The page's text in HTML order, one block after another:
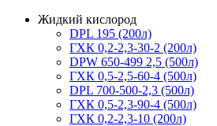
Жидкий кислород
DPL 195 (200л)
ГХК 0,2-2,3-30-2 (200л)
DPW 650-499 2,5 (500л)
ГХК 0,5-2,5-60-4 (500л)
DPL 700-500-2,3 (500л)
ГХК 0,5-2,3-90-4 (500л)
ГХК 0,2-2,3-10 (200л)